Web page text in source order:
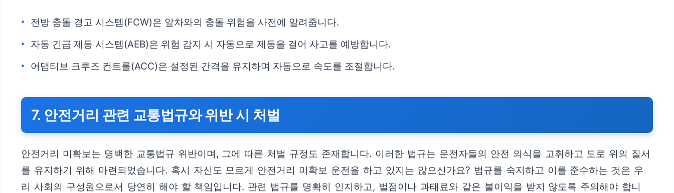
전방 충돌 경고 시스템(FCW)은 앞차와의 충돌 위험을 사전에 알려줍니다.
자동 긴급 제동 시스템(AEB)은 위험 감지 시 자동으로 제동을 걸어 사고를 예방합니다.
어댑티브 크루즈 컨트롤(ACC)은 설정된 간격을 유지하며 자동으로 속도를 조절합니다.
7. 안전거리 관련 교통법규와 위반 시 처벌
안전거리 미확보는 명백한 교통법규 위반이며, 그에 따른 처벌 규정도 존재합니다. 이러한 법규는 운전자들의 안전 의식을 고취하고 도로 위의 질서
를 유지하기 위해 마련되었습니다. 혹시 자신도 모르게 안전거리 미확보 운전을 하고 있지는 않으신가요? 법규를 숙지하고 이를 준수하는 것은 우
리 사회의 구성원으로서 당연히 해야 할 책임입니다. 관련 법규를 명확히 인지하고, 벌점이나 과태료와 같은 불이익을 받지 않도록 주의해야 합니